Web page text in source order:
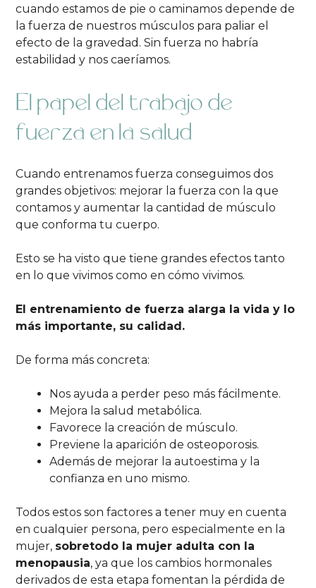
cuando estamos de pie o caminamos depende de
la fuerza de nuestros músculos para paliar el
efecto de la gravedad. Sin fuerza no habría
estabilidad y nos caeríamos.
El papel del trabajo de
fuerza en la salud
Cuando entrenamos fuerza conseguimos dos
grandes objetivos: mejorar la fuerza con la que
contamos y aumentar la cantidad de músculo
que conforma tu cuerpo.
Esto se ha visto que tiene grandes efectos tanto
en lo que vivimos como en cómo vivimos.
El entrenamiento de fuerza alarga la vida y lo
más importante, su calidad.
De forma más concreta:
Nos ayuda a perder peso más fácilmente.
Mejora la salud metabólica.
Favorece la creación de músculo.
Previene la aparición de osteoporosis.
Además de mejorar la autoestima y la
confianza en uno mismo.
Todos estos son factores a tener muy en cuenta
en cualquier persona, pero especialmente en la
mujer, sobretodo la mujer adulta con la
menopausia, ya que los cambios hormonales
derivados de esta etapa fomentan la pérdida de